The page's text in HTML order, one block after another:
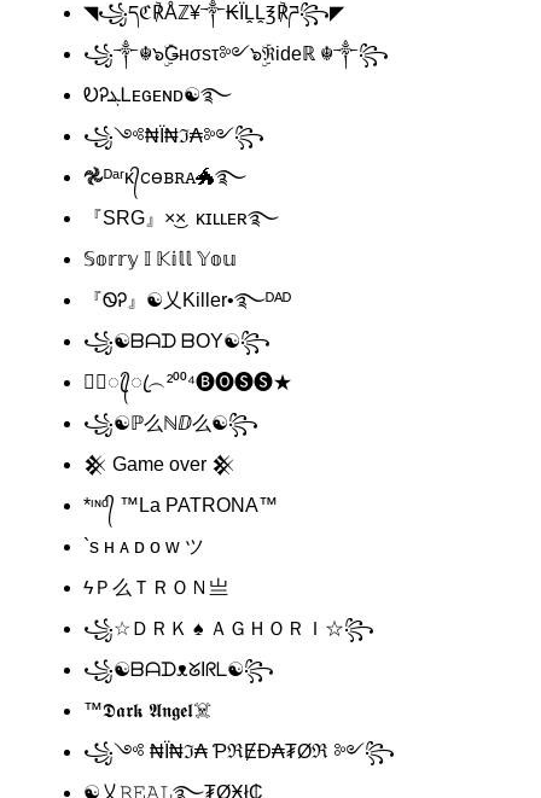
◥꧁དℭ℟Åℤ¥༒₭ÏḼḼ℥℟ཌ꧂◤
꧁༒☬๖ۣۜǤнσsτ༻๖ۣۜℜideℝ ☬༒꧂
ᎧᎮܔᏞᴇԍᴇɴᴅ☯࿐
꧁༺₦Ї₦ℑ₳༻꧂
𖣘ᴰᵃʳᴋ᭄ꮯꮎᏼꭱꭺ🐲࿐
『SRG』×͜× ᴋɪʟʟᴇʀ࿐
𝕊𝕠𝕣𝕣𝕪 𝕀 𝕂𝕚𝕝𝕝 𝕐𝕠𝕦
『ᏫᎮ』☯乂Killer•࿐ᴰᴬᴰ
꧁☯︎ᗷᗩᗪ ᗷOY☯︎꧂
★᭄ꦿ᭄ꦿ︵²⁰⁰⁴🅑🅞🅢🅢★
꧁☯ℙ么ℕⅅ么☯꧂
𒆜 Game over 𒆜
*ᶦᶰᵈ᭄ ™La PATRONA™
`s ʜ ᴀ ᴅ ᴏ ᴡ ツ
ϟㅤＰ么ＴＲＯＮ亗
꧁☆ＤＲＫ ♠️ ＡＧＨＯＲＩ☆꧂
꧁☯︎ᗷᗩᗪᴥ︎︎︎ᘜIᖇᒪ☯︎꧂
™️𝕯𝖆𝖗𝖐 𝕬𝖓𝖌𝖊𝖑☠️
꧁༺ ₦Ї₦ℑ₳ ƤℜɆĐ₳₮Øℜ ༻꧂
☯乂𝚁𝙴𝙰𝙻࿐₮ØӾł₵